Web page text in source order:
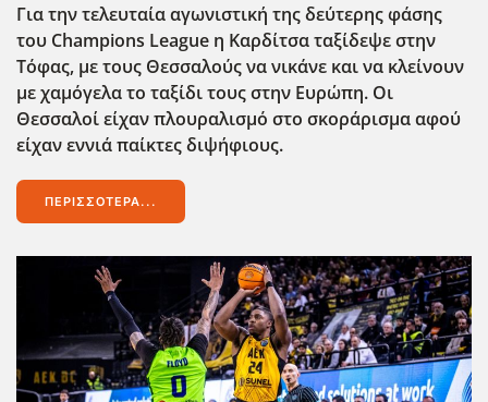
Για την τελευταία αγωνιστική της δεύτερης φάσης
του Champions League η Καρδίτσα ταξίδεψε στην
Τόφας, με τους Θεσσαλούς να νικάνε και να κλείνουν
με χαμόγελα το ταξίδι τους στην Ευρώπη. Οι
Θεσσαλοί είχαν πλουραλισμό στο σκοράρισμα αφού
είχαν εννιά παίκτες διψήφιους.
ΠΕΡΙΣΣΌΤΕΡΑ...